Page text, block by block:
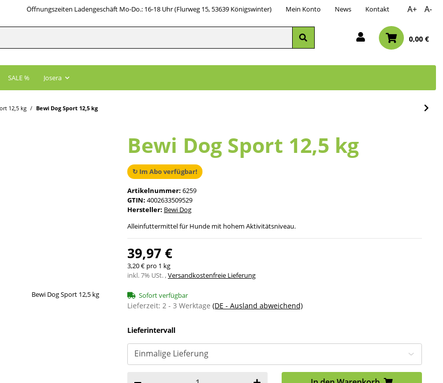
Öffnungszeiten Ladengeschäft Mo-Do.: 16-18 Uhr (Flurweg 15, 53639 Königswinter) Mein Konto News Kontakt A+ A-
0,00 €
SALE % Josera
12,5 kg Bewi Dog Sport 12,5 kg
Bewi Dog Sport 12,5 kg
↻ Im Abo verfügbar!
Artikelnummer: 6259
GTIN: 4002633509529
Hersteller: Bewi Dog
Alleinfuttermittel für Hunde mit hohem Aktivitätsniveau.
39,97 €
3,20 € pro 1 kg
inkl. 7% USt. ,Versandkostenfreie Lieferung
Sofort verfügbar
Lieferzeit: 2 - 3 Werktage (DE - Ausland abweichend)
Lieferintervall